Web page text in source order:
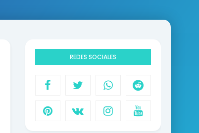
REDES SOCIALES